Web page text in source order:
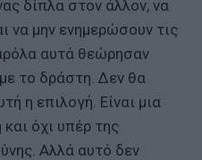
δίπλα στον άλλον, να
να μην ενημερώσουν τις
αυτά θεώρησαν
το δράστη. Δεν θα
η επιλογή. Είναι μια
όχι υπέρ της
Αλλά αυτό δεν